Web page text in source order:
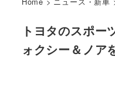
トヨタのスポ
ォクシー＆ノア